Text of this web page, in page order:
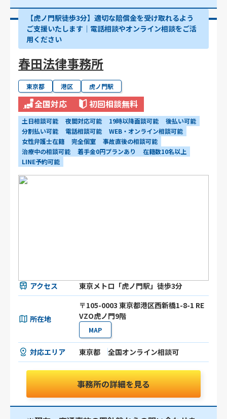
【虎ノ門駅徒歩3分】適切な賠償金を受け取れるよう
ご支援いたします│電話相談やオンライン相談をご活
用ください
春田法律事務所
東京都 港区 虎ノ門駅
全国対応 初回相談無料
土日相談可能 夜間対応可能 19時以降面談可能
後払い可能
分割払い可能
電話相談可能
WEB・オンライン相談可能
女性弁護士在籍
完全個室
事故直後の相談可能
治療中の相談可能
着手金0円プランあり
在籍数10名以上
LINE予約可能
アクセス 東京メトロ「虎ノ門駅」徒歩3分
所在地
〒105-0003 東京都港区⻄新橋1-8-1 RE
VZO虎ノ門9階
MAP
対応エリア 東京都 全国オンライン相談可
事務所の詳細を見る